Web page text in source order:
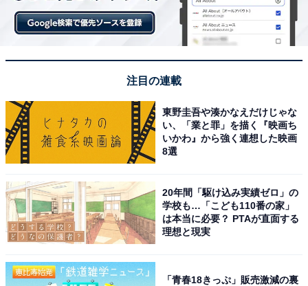
注目の連載
東野圭吾や湊かなえだけじゃな
い、「業と罪」を描く『映画ち
いかわ』から強く連想した映画
8選
20年間「駆け込み実績ゼロ」の
学校も…「こども110番の家」
は本当に必要？ PTAが直面する
理想と現実
「青春18きっぷ」販売激減の裏